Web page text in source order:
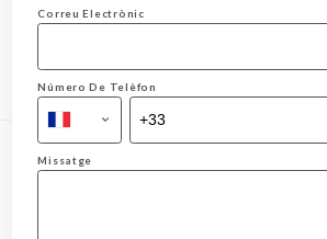
Correu Electrònic
Número De Telèfon
Missatge